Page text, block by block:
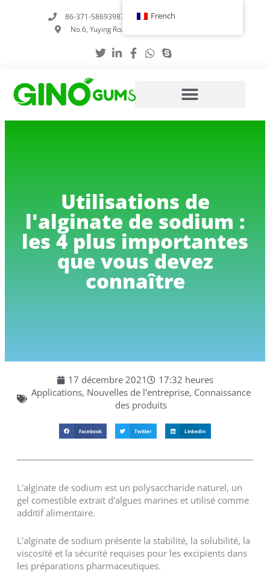
86-371-58693987
info@gumstabilizer.com
No.6, Yuying Road, Zhengzhou, Henan, Chine
Utilisations de
l'alginate de sodium :
les 4 plus importantes
que vous devez
connaître
17 décembre 2021
17:32 heures
Applications, Nouvelles de l'entreprise, Connaissance
des produits
Facebook Twitter LinkedIn
L'alginate de sodium est un polysaccharide naturel, un
gel comestible extrait d'algues marines et utilisé comme
additif alimentaire.
L'alginate de sodium présente la stabilité, la solubilité, la
viscosité et la sécurité requises pour les excipients dans
les préparations pharmaceutiques.
French